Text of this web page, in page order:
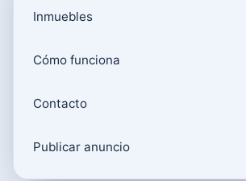
Inmuebles
Cómo funciona
Contacto
Publicar anuncio